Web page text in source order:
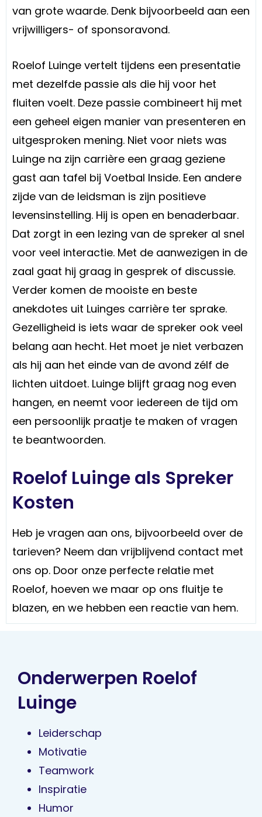
van grote waarde. Denk bijvoorbeeld aan een
vrijwilligers- of sponsoravond.
Roelof Luinge vertelt tijdens een presentatie
met dezelfde passie als die hij voor het
fluiten voelt. Deze passie combineert hij met
een geheel eigen manier van presenteren en
uitgesproken mening. Niet voor niets was
Luinge na zijn carrière een graag geziene
gast aan tafel bij Voetbal Inside. Een andere
zijde van de leidsman is zijn positieve
levensinstelling. Hij is open en benaderbaar.
Dat zorgt in een lezing van de spreker al snel
voor veel interactie. Met de aanwezigen in de
zaal gaat hij graag in gesprek of discussie.
Verder komen de mooiste en beste
anekdotes uit Luinges carrière ter sprake.
Gezelligheid is iets waar de spreker ook veel
belang aan hecht. Het moet je niet verbazen
als hij aan het einde van de avond zélf de
lichten uitdoet. Luinge blijft graag nog even
hangen, en neemt voor iedereen de tijd om
een persoonlijk praatje te maken of vragen
te beantwoorden.
Roelof Luinge als Spreker
Kosten
Heb je vragen aan ons, bijvoorbeeld over de
tarieven? Neem dan vrijblijvend contact met
ons op. Door onze perfecte relatie met
Roelof, hoeven we maar op ons fluitje te
blazen, en we hebben een reactie van hem.
Onderwerpen Roelof
Luinge
Leiderschap
Motivatie
Teamwork
Inspiratie
Humor